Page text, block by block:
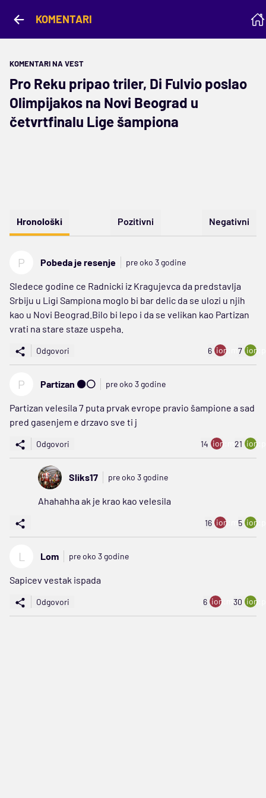
KOMENTARI
KOMENTARI NA VEST
Pro Reku pripao triler, Di Fulvio poslao
Olimpijakos na Novi Beograd u
četvrtfinalu Lige šampiona
Hronološki Pozitivni Negativni
P Pobeda je resenje pre oko 3 godine
Sledece godine ce Radnicki iz Kragujevca da predstavlja
Srbiju u Ligi Sampiona moglo bi bar delic da se ulozi u njih
kao u Novi Beograd.Bilo bi lepo i da se velikan kao Partizan
vrati na stare staze uspeha.
Odgovori 6 ion:minus
7
P Partizan ⚫⚪ pre oko 3 godine
Partizan velesila 7 puta prvak evrope pravio šampione a sad
pred gasenjem e drzavo sve ti j
Odgovori 14 ion:minus
21
Sliks17 pre oko 3 godine
Ahahahha ak je krao kao velesila
16 ion:minus
5
L Lom pre oko 3 godine
Sapicev vestak ispada
Odgovori 6 ion:minus
30